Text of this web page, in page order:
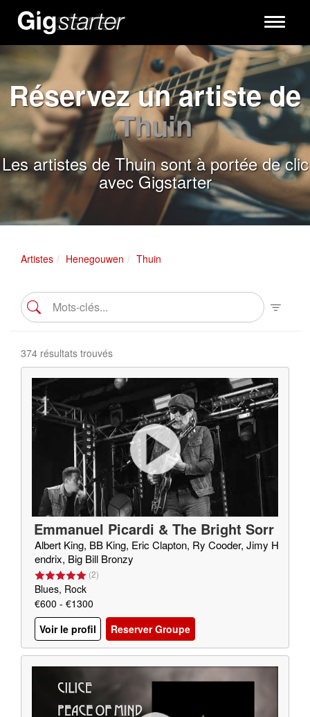
Toggle
Réservez un artiste de
Thuin
Les artistes de Thuin sont à portée de clic
avec Gigstarter
Artistes Henegouwen Thuin
374 résultats trouvés
Emmanuel Picardi & The Bright Sorr
ow
Albert King, BB King, Eric Clapton, Ry Cooder, Jimy H
endrix, Big Bill Bronzy
(2)
Blues, Rock
€600 - €1300
Voir le profil
Reserver Groupe